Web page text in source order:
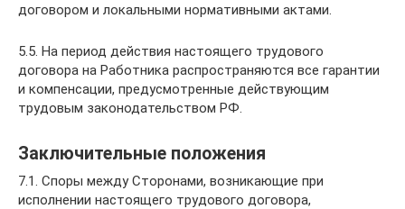
договором и локальными нормативными актами.
5.5. На период действия настоящего трудового
договора на Работника распространяются все гарантии
и компенсации, предусмотренные действующим
трудовым законодательством РФ.
Заключительные положения
7.1. Споры между Сторонами, возникающие при
исполнении настоящего трудового договора,